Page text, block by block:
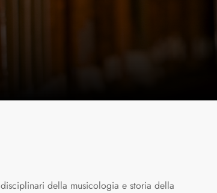
della musicologia e storia della